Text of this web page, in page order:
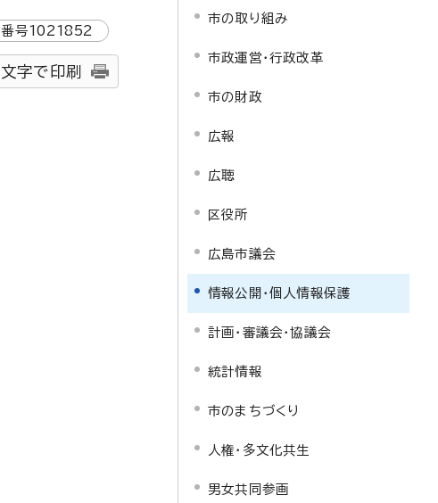
号1021852
字で印刷
市の取り組み
市政運営・行政改革
市の財政
広報
広聴
区役所
広島市議会
情報公開・個人情報保護
計画・審議会・協議会
統計情報
市のまちづくり
人権・多文化共生
男女共同参画